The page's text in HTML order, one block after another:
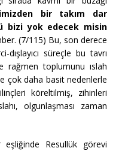
bir takım dar
bizi yok edecek misin
(7/115) Bu, son derece
süreçle bu tavrı
rağmen toplumunu ıslah
çok daha basit nedenlerle
köreltilmiş, zihinleri
olgunlaşması zaman
eşliğinde Resullük görevi